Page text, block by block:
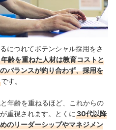
につれてポテンシャル採用をさ
年齢を重ねた人材は教育コストと
バランスが釣り合わず、採用を
です。
年齢を重ねるほど、これからの
重視されます。
とくに 30代以降
のリーダーシップやマネジメン